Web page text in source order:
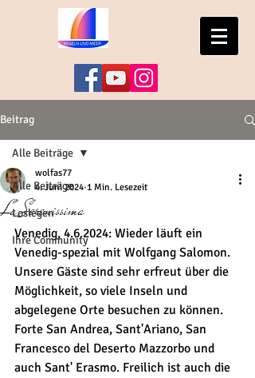
Beitrag
Alle Beiträge
Loslegen
Ihre Community
Alle Beiträge
La Serenissima
wolfas77
4. Juni 2024 1 Min. Lesezeit
Venedig, 4.6.2024: Wieder läuft ein
Venedig-spezial mit Wolfgang Salomon.
Unsere Gäste sind sehr erfreut über die
Möglichkeit, so viele Inseln und
abgelegene Orte besuchen zu können.
Forte San Andrea, Sant'Ariano, San
Francesco del Deserto Mazzorbo und
auch Sant' Erasmo. Freilich ist auch die